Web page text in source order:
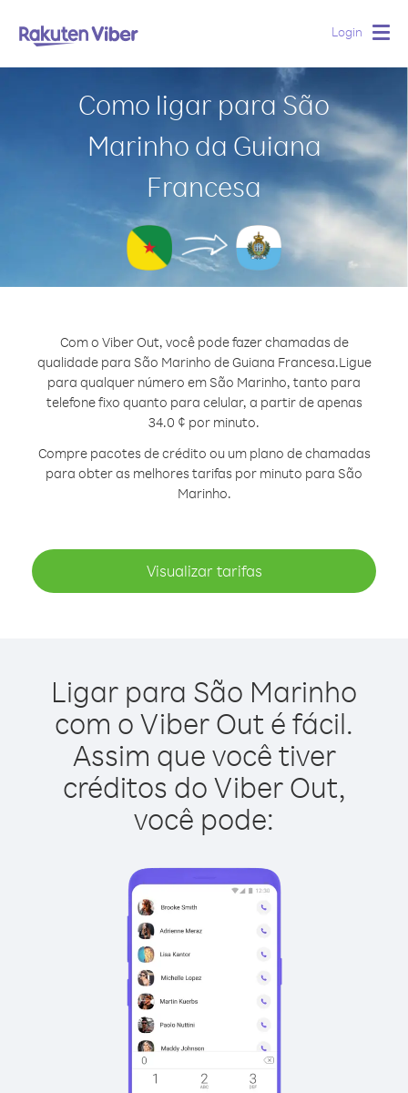
Login
Como ligar para São
Marinho da Guiana
Francesa
Com o Viber Out, você pode fazer chamadas de
qualidade para São Marinho de Guiana Francesa.Ligue
para qualquer número em São Marinho, tanto para
telefone fixo quanto para celular, a partir de apenas
34.0 ¢ por minuto.
Compre pacotes de crédito ou um plano de chamadas
para obter as melhores tarifas por minuto para São
Marinho.
Visualizar tarifas
Ligar para São Marinho
com o Viber Out é fácil.
Assim que você tiver
créditos do Viber Out,
você pode: